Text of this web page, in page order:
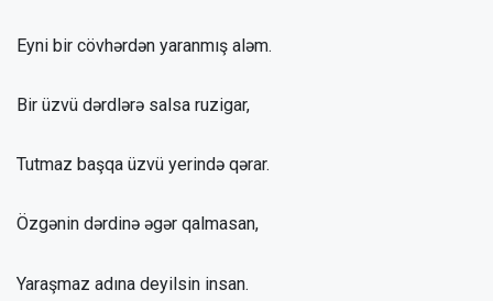
Eyni bir cövhərdən yaranmış aləm.
Bir üzvü dərdlərə salsa ruzigar,
Tutmaz başqa üzvü yerində qərar.
Özgənin dərdinə əgər qalmasan,
Yaraşmaz adına deyilsin insan.